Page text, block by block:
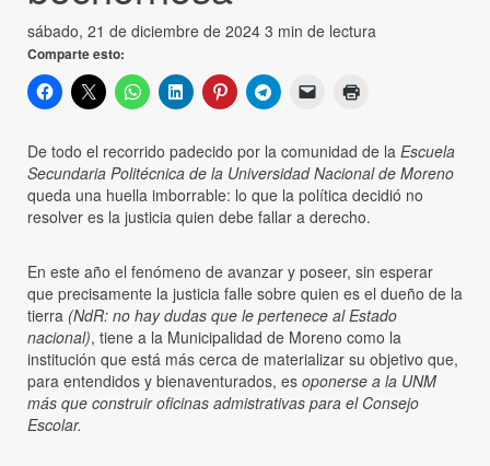
sábado, 21 de diciembre de 2024 3 min de lectura
Comparte esto:
De todo el recorrido padecido por la comunidad de la Escuela
Secundaria Politécnica de la Universidad Nacional de Moreno
queda una huella imborrable: lo que la política decidió no
resolver es la justicia quien debe fallar a derecho.
En este año el fenómeno de avanzar y poseer, sin esperar
que precisamente la justicia falle sobre quien es el dueño de la
tierra (NdR: no hay dudas que le pertenece al Estado
nacional), tiene a la Municipalidad de Moreno como la
institución que está más cerca de materializar su objetivo que,
para entendidos y bienaventurados, es oponerse a la UNM
más que construir oficinas admistrativas para el Consejo
Escolar.